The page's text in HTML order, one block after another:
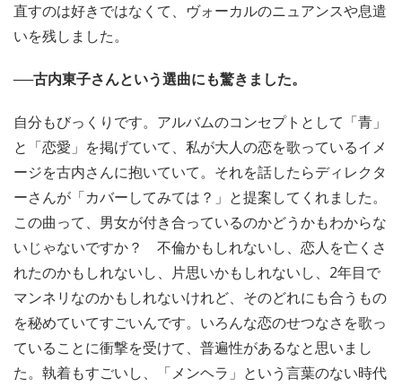
直すのは好きではなくて、ヴォーカルのニュアンスや息遣
いを残しました。
──古内東子さんという選曲にも驚きました。
自分もびっくりです。アルバムのコンセプトとして「青」
と「恋愛」を掲げていて、私が大人の恋を歌っているイメ
ージを古内さんに抱いていて。それを話したらディレクタ
ーさんが「カバーしてみては？」と提案してくれました。
この曲って、男女が付き合っているのかどうかもわからな
いじゃないですか？ 不倫かもしれないし、恋人を亡くさ
れたのかもしれないし、片思いかもしれないし、2年目で
マンネリなのかもしれないけれど、そのどれにも合うもの
を秘めていてすごいんです。いろんな恋のせつなさを歌っ
ていることに衝撃を受けて、普遍性があるなと思いまし
た。執着もすごいし、「メンヘラ」という言葉のない時代